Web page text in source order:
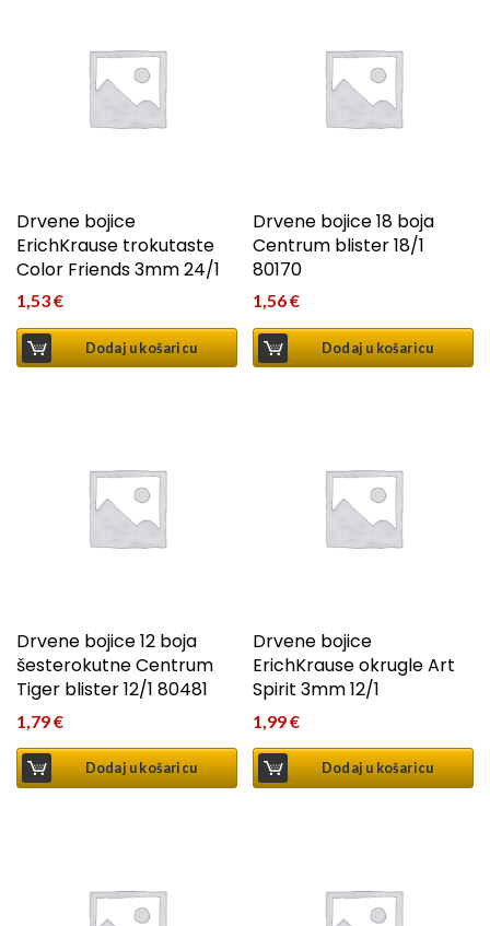
Drvene bojice
ErichKrause trokutaste
Color Friends 3mm 24/1
1,53€
Dodaj u košaricu
Drvene bojice 18 boja
Centrum blister 18/1
80170
1,56€
Dodaj u košaricu
Drvene bojice 12 boja
šesterokutne Centrum
Tiger blister 12/1 80481
1,79€
Dodaj u košaricu
Drvene bojice
ErichKrause okrugle Art
Spirit 3mm 12/1
1,99€
Dodaj u košaricu